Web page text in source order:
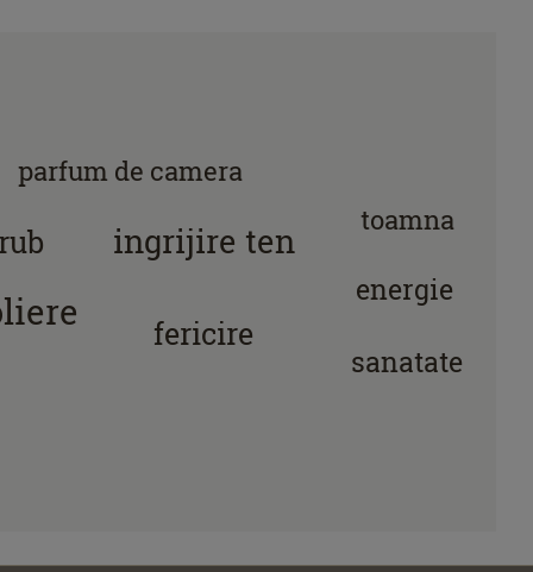
ingrijire ten
fericire
sanatate
energie
toamna
parfum de camera